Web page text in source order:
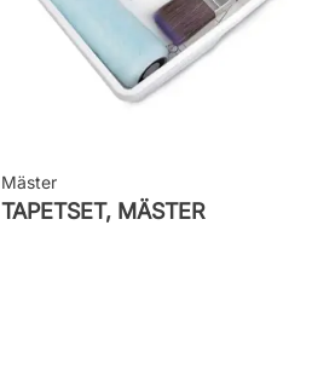
Mäster
TAPETSET, MÄSTER